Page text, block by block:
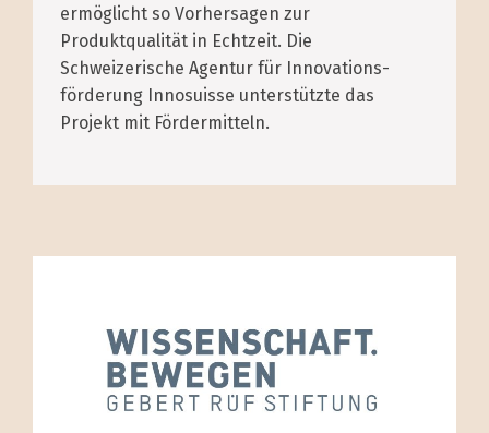
ermöglicht so Vorhersagen zur
Produktqualität in Echtzeit. Die
Schweizerische Agentur für Innovations­
förderung Innosuisse unterstützte das
Projekt mit Fördermitteln.